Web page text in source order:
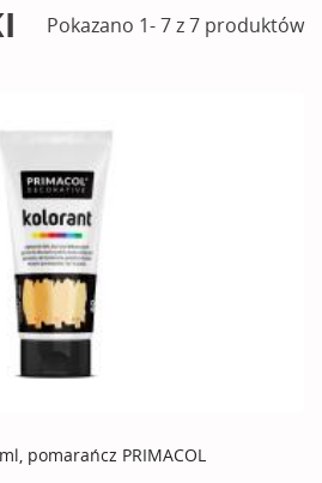
Pokazano 1- 7 z 7 produktów
pomarańcz PRIMACOL